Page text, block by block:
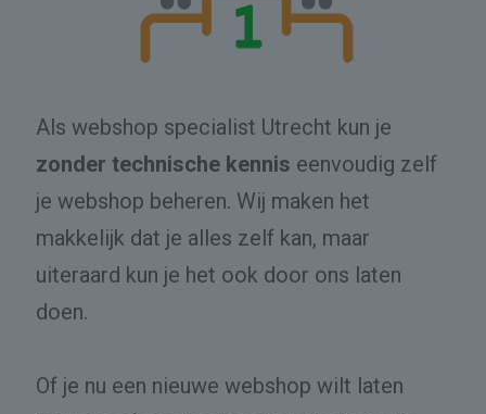
Als webshop specialist Utrecht kun je
zonder technische kennis eenvoudig zelf
je webshop beheren. Wij maken het
makkelijk dat je alles zelf kan, maar
uiteraard kun je het ook door ons laten
doen.
Of je nu een nieuwe webshop wilt laten